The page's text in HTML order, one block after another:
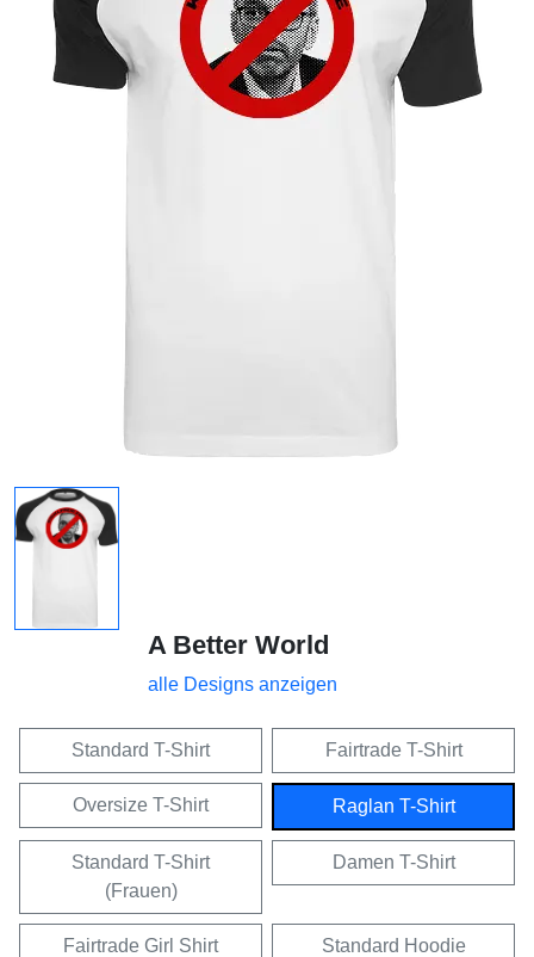
A Better World
alle Designs anzeigen
Standard T-Shirt Fairtrade T-Shirt
Oversize T-Shirt Raglan T-Shirt
Standard T-Shirt
(Frauen)
Damen T-Shirt
Fairtrade Girl Shirt Standard Hoodie